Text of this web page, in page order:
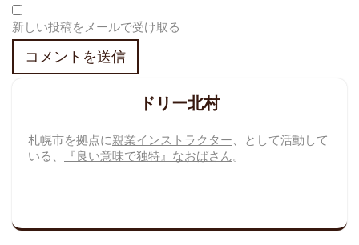
新しい投稿をメールで受け取る
ドリー北村
札幌市を拠点に親業インストラクター、として活動して
いる、
『良い意味で独特』なおばさん。